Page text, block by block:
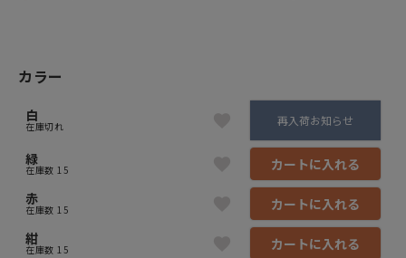
カラー
白
在庫切れ 再入荷お知らせ
緑
在庫数 15
カートに入れる
赤
在庫数 15
カートに入れる
紺
在庫数 15 カートに入れる